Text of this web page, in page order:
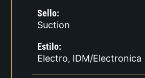
Sello:
Suction
Estilo:
Electro, IDM/Electronica